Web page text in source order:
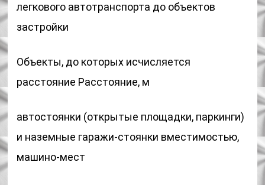
легкового автотранспорта до объектов
застройки
Объекты, до которых исчисляется
расстояние Расстояние, м
автостоянки (открытые площадки, паркинги)
и наземные гаражи-стоянки вместимостью,
машино-мест